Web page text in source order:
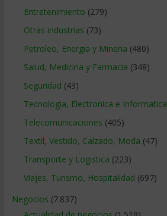
Entretenimiento (279)
Otras industrias (73)
Petroleo, Energia y Mineria (480)
Salud, Medicina y Farmacia (348)
Seguridad (43)
Tecnologia, Electronica e Informatica
Telecomunicaciones (405)
Textil, Vestido, Calzado, Moda (47)
Transporte y Logistica (223)
Viajes, Turismo, Hospitalidad (697)
Negocios (7.837)